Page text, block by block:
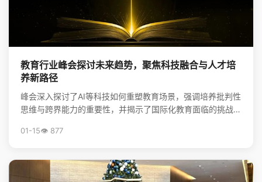
教育行业峰会探讨未来趋势，聚焦科技融合与人才培
养新路径
峰会深入探讨了AI等科技如何重塑教育场景，强调培养批判性
思维与跨界能力的重要性，并揭示了国际化教育面临的挑战与
01-15👁️ 877